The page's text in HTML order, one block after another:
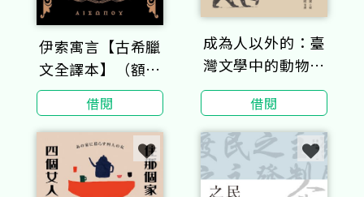
伊索寓言【古希臘
文全譯本】（額外
收錄《費德魯斯寓
言》及《巴布里烏
斯寓言》部分選
譯，並附精彩插
圖）
借閱
成為人以外的：臺
灣文學中的動物群
像
借閱